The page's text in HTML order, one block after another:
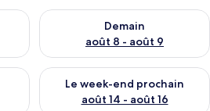
ce soir août 7 - août 8
Demain
août 8 - août 9
Vérifier la disponibilité pour
ce week-end août 7 - août 9
Le week-end prochain
août 14 - août 16
Vérifier la disponibilité pour